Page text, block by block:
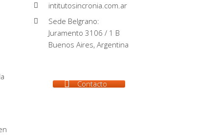
intitutosincronia.com.ar
Sede Belgrano:
Juramento 3106 / 1 B
Buenos Aires, Argentina
Contacto